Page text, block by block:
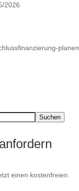
2026
planen
Suchen
einen kostenfreien